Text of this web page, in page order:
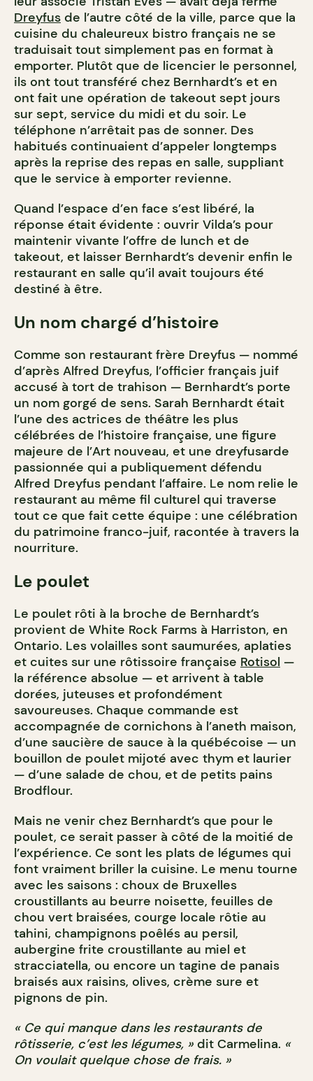
Dreyfus de l’autre côté de la ville, parce que la
cuisine du chaleureux bistro français ne se
traduisait tout simplement pas en format à
emporter. Plutôt que de licencier le personnel,
ils ont tout transféré chez Bernhardt’s et en
ont fait une opération de takeout sept jours
sur sept, service du midi et du soir. Le
téléphone n’arrêtait pas de sonner. Des
habitués continuaient d’appeler longtemps
après la reprise des repas en salle, suppliant
que le service à emporter revienne.
Quand l’espace d’en face s’est libéré, la
réponse était évidente : ouvrir Vilda’s pour
maintenir vivante l’offre de lunch et de
takeout, et laisser Bernhardt’s devenir enfin le
restaurant en salle qu’il avait toujours été
destiné à être.
Un nom chargé d’histoire
Comme son restaurant frère Dreyfus — nommé
d’après Alfred Dreyfus, l’officier français juif
accusé à tort de trahison — Bernhardt’s porte
un nom gorgé de sens. Sarah Bernhardt était
l’une des actrices de théâtre les plus
célébrées de l’histoire française, une figure
majeure de l’Art nouveau, et une dreyfusarde
passionnée qui a publiquement défendu
Alfred Dreyfus pendant l’affaire. Le nom relie le
restaurant au même fil culturel qui traverse
tout ce que fait cette équipe : une célébration
du patrimoine franco-juif, racontée à travers la
nourriture.
Le poulet
Le poulet rôti à la broche de Bernhardt’s
provient de White Rock Farms à Harriston, en
Ontario. Les volailles sont saumurées, aplaties
et cuites sur une rôtissoire française Rotisol —
la référence absolue — et arrivent à table
dorées, juteuses et profondément
savoureuses. Chaque commande est
accompagnée de cornichons à l’aneth maison,
d’une saucière de sauce à la québécoise — un
bouillon de poulet mijoté avec thym et laurier
— d’une salade de chou, et de petits pains
Brodflour.
Mais ne venir chez Bernhardt’s que pour le
poulet, ce serait passer à côté de la moitié de
l’expérience. Ce sont les plats de légumes qui
font vraiment briller la cuisine. Le menu tourne
avec les saisons : choux de Bruxelles
croustillants au beurre noisette, feuilles de
chou vert braisées, courge locale rôtie au
tahini, champignons poêlés au persil,
aubergine frite croustillante au miel et
stracciatella, ou encore un tagine de panais
braisés aux raisins, olives, crème sure et
pignons de pin.
« Ce qui manque dans les restaurants de
rôtisserie, c’est les légumes, » dit Carmelina. «
On voulait quelque chose de frais. »